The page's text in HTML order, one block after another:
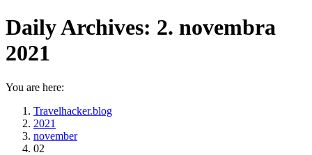
Daily Archives: 2. novembra
2021
You are here:
Travelhacker.blog
2021
november
02